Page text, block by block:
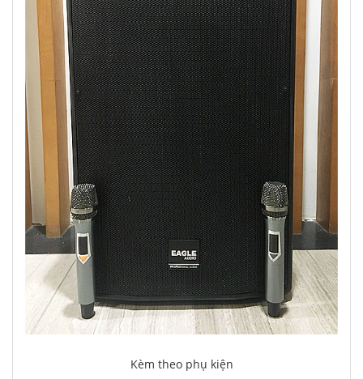
Kèm theo phụ kiện